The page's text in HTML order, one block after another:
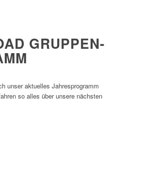
GRUPPEN-
unser aktuelles Jahresprogramm
so alles über unsere nächsten